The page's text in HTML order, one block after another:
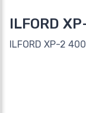
ILFORD
ILFORD XP-2